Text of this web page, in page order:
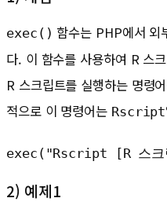
exec() 함수는 PHP에서 외
다. 이 함수를 사용하여 R 스
R 스크립트를 실행하는 명령
적으로 이 명령어는 Rscript
exec("Rscript [R 스
2) 예제1